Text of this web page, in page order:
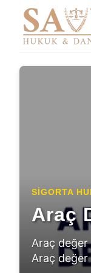
İş
SIGORTA
Araç
Araç değer
Araç değer
Araç